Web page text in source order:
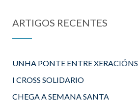
ARTIGOS RECENTES
UNHA PONTE ENTRE XERACIÓNS
I CROSS SOLIDARIO
CHEGA A SEMANA SANTA